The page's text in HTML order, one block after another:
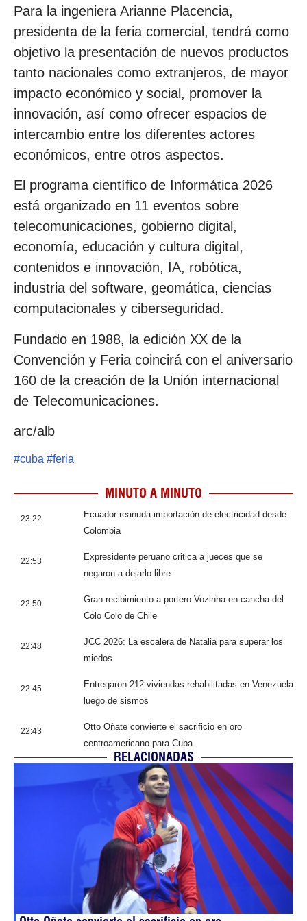
Para la ingeniera Arianne Placencia,
presidenta de la feria comercial, tendrá como
objetivo la presentación de nuevos productos
tanto nacionales como extranjeros, de mayor
impacto económico y social, promover la
innovación, así como ofrecer espacios de
intercambio entre los diferentes actores
económicos, entre otros aspectos.
El programa científico de Informática 2026
está organizado en 11 eventos sobre
telecomunicaciones, gobierno digital,
economía, educación y cultura digital,
contenidos e innovación, IA, robótica,
industria del software, geomática, ciencias
computacionales y ciberseguridad.
Fundado en 1988, la edición XX de la
Convención y Feria coincirá con el aniversario
160 de la creación de la Unión internacional
de Telecomunicaciones.
arc/alb
#cuba #feria
MINUTO A MINUTO
23:22
Ecuador reanuda importación de electricidad desde
Colombia
22:53
Expresidente peruano critica a jueces que se
negaron a dejarlo libre
22:50
Gran recibimiento a portero Vozinha en cancha del
Colo Colo de Chile
22:48
JCC 2026: La escalera de Natalia para superar los
miedos
22:45
Entregaron 212 viviendas rehabilitadas en Venezuela
luego de sismos
22:43
Otto Oñate convierte el sacrificio en oro
centroamericano para Cuba
RELACIONADAS